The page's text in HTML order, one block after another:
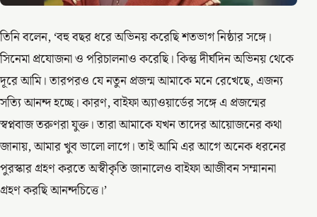
তিনি বলেন, ‘বহু বছর ধরে অভিনয় করেছি শতভাগ নিষ্ঠার সঙ্গে।
সিনেমা প্রযোজনা ও পরিচালনাও করেছি। কিন্তু দীর্ঘদিন অভিনয় থেকে
দূরে আমি। তারপরও যে নতুন প্রজন্ম আমাকে মনে রেখেছে, এজন্য
সত্যি আনন্দ হচ্ছে। কারণ, বাইফা অ্যাওয়ার্ডের সঙ্গে এ প্রজন্মের
স্বপ্নবাজ তরুণরা যুক্ত। তারা আমাকে যখন তাদের আয়োজনের কথা
জানায়, আমার খুব ভালো লাগে। তাই আমি এর আগে অনেক ধরনের
পুরস্কার গ্রহণ করতে অস্বীকৃতি জানালেও বাইফা আজীবন সম্মাননা
গ্রহণ করছি আনন্দচিত্তে।’